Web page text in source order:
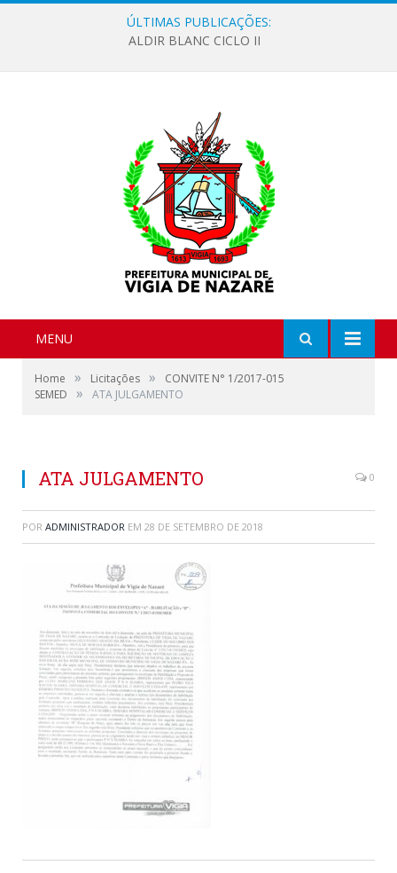
ÚLTIMAS PUBLICAÇÕES:
ALDIR BLANC CICLO II
MENU
Home » Licitações »
CONVITE N° 1/2017-015
SEMED
» ATA JULGAMENTO
ATA JULGAMENTO 0
POR ADMINISTRADOR EM 28 DE SETEMBRO DE 2018